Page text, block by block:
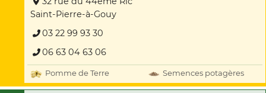
Saint-Pierre-à-Gouy
03 22 99 93 30
06 63 04 63 06
Pomme de Terre Semences potagères